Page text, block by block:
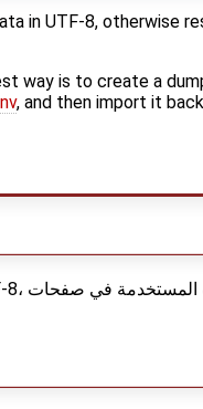
in UTF-8, otherwise
way is to create a
, and then import it